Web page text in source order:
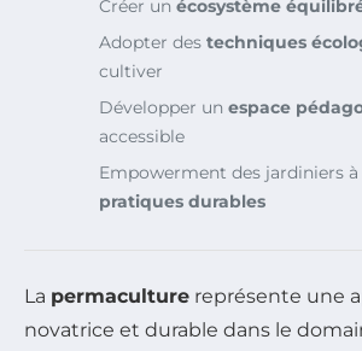
Créer un écosystème
Adopter des techniques
cultiver
Développer un espace
accessible
Empowerment des jardiniers à
pratiques durables
La permaculture représente une
novatrice et durable dans le